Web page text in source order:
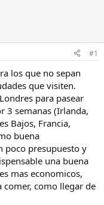
#1
los que no sepan
que visiten.
para pasear
3 semanas (Irlanda,
Bajos, Francia,
buena
poco presupuesto y
una buena
mas economicos,
comer, como llegar de